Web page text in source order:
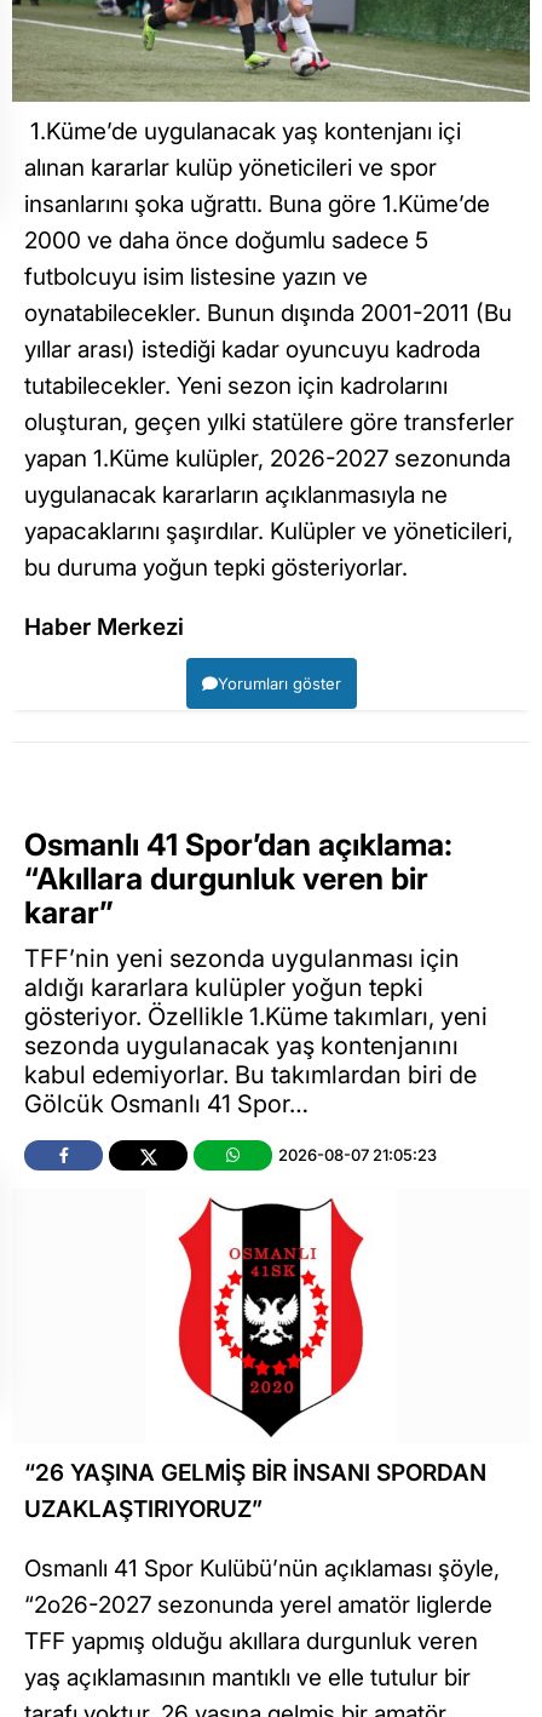
1.Küme’de uygulanacak yaş kontenjanı içi
alınan kararlar kulüp yöneticileri ve spor
insanlarını şoka uğrattı. Buna göre 1.Küme’de
2000 ve daha önce doğumlu sadece 5
futbolcuyu isim listesine yazın ve
oynatabilecekler. Bunun dışında 2001-2011 (Bu
yıllar arası) istediği kadar oyuncuyu kadroda
tutabilecekler. Yeni sezon için kadrolarını
oluşturan, geçen yılki statülere göre transferler
yapan 1.Küme kulüpler, 2026-2027 sezonunda
uygulanacak kararların açıklanmasıyla ne
yapacaklarını şaşırdılar. Kulüpler ve yöneticileri,
bu duruma yoğun tepki gösteriyorlar.
Haber Merkezi
Yorumları göster
Osmanlı 41 Spor’dan açıklama:
“Akıllara durgunluk veren bir
karar”
TFF’nin yeni sezonda uygulanması için
aldığı kararlara kulüpler yoğun tepki
gösteriyor. Özellikle 1.Küme takımları, yeni
sezonda uygulanacak yaş kontenjanını
kabul edemiyorlar. Bu takımlardan biri de
Gölcük Osmanlı 41 Spor…
2026-08-07 21:05:23
“26 YAŞINA GELMİŞ BİR İNSANI SPORDAN
UZAKLAŞTIRIYORUZ”
Osmanlı 41 Spor Kulübü’nün açıklaması şöyle,
“2o26-2027 sezonunda yerel amatör liglerde
TFF yapmış olduğu akıllara durgunluk veren
yaş açıklamasının mantıklı ve elle tutulur bir